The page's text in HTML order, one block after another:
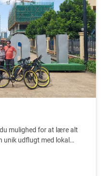
mulighed for at lære alt
unik udflugt med lokal